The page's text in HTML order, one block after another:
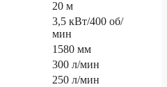
20 м
3,5 кВт/400 об/
мин
1580 мм
300 л/мин
250 л/мин